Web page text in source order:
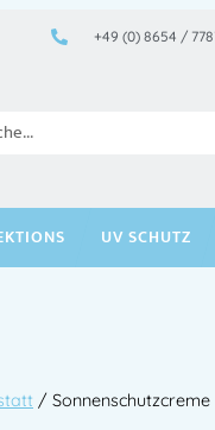
+49 (0) 8654 /
UV SCHUTZ
/